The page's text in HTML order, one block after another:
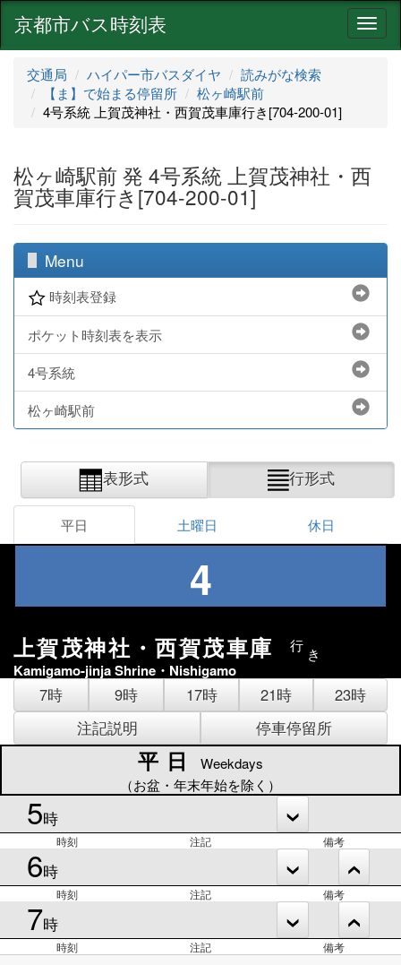
ナ
ビ
京都市バス時刻表
交通局 ハイパー市バスダイヤ
読みがな検索
【ま】で始まる停留所
松ヶ崎駅前
4号系統 上賀茂神社・西賀茂車庫行き[704-200-01]
松ヶ崎駅前 発 4号系統 上賀茂神社・西
賀茂車庫行き[704-200-01]
Menu
時刻表登録
ポケット時刻表を表示
4号系統
松ヶ崎駅前
表形式 行形式
平日 土曜日 休日
4
上賀茂神社・西賀茂車庫 行 き
Kamigamo-jinja Shrine・Nishigamo
7時 9時 17時 21時
23時
注記説明
停車停留所
平日
Weekdays
（お盆・年末年始を除く）
5時
時刻 注記 備考
6時
時刻 注記 備考
7時
時刻 注記 備考